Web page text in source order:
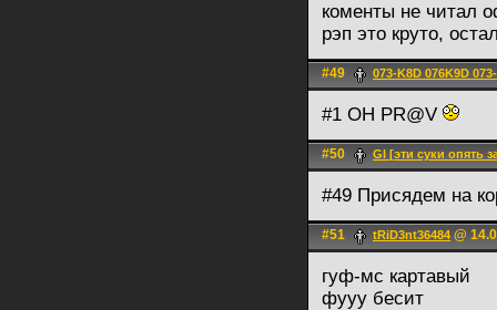
коменты не читал
рэп это круто,
#49 073-K8D 076K9D
#1 OH PR@V
#50 Gl [эти суки опять
#49 Присядем на
#51 tRiD3nt36484 @
гуф-мс картавый
фууу бесит